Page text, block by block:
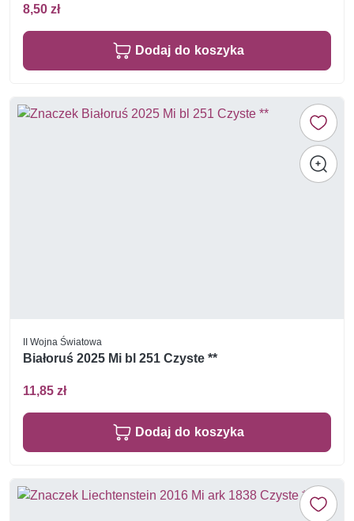
8,50 zł
Dodaj do koszyka
II Wojna Światowa
Białoruś 2025 Mi bl 251 Czyste **
11,85 zł
Dodaj do koszyka